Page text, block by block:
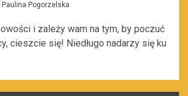
Paulina Pogorzelska
i zależy wam na tym, by poczuć
cieszcie się! Niedługo nadarzy się ku